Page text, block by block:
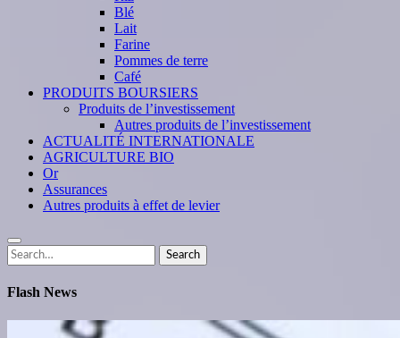
Blé
Lait
Farine
Pommes de terre
Café
PRODUITS BOURSIERS
Produits de l’investissement
Autres produits de l’investissement
ACTUALITÉ INTERNATIONALE
AGRICULTURE BIO
Or
Assurances
Autres produits à effet de levier
Search
for:
Search
Flash News